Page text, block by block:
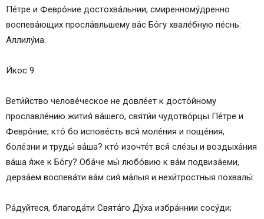
Пе́тре и Февро́ние достохва́льнии, смиренному́дренно
воспева́ющих просла́вльшему ва́с Бо́гу хвале́бную пе́снь:
Аллилу́иа.
И́кос 9.
Вети́йство челове́ческое не довле́ет к досто́йному
прославле́нию жития́ ва́шего, святи́и чудотво́рцы Пе́тре и
Февро́ние; кто́ бо испове́сть вся́ моле́ния и поще́ния,
боле́зни и труды́ ва́ша? кто́ изочте́т вся́ сле́зы и воздыха́ния
ва́ша я́же к Бо́гу? Оба́че мы́ любо́вию к ва́м подвиза́еми,
дерза́ем воспева́ти ва́м сия́ ма́лыя и нехи́тростныя похвалы́:
Ра́дуйтеся, благода́ти Свята́го Ду́ха избра́ннии сосу́ди;